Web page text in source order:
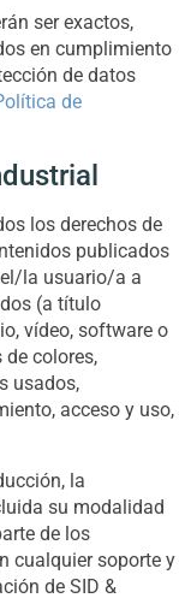
ser exactos,
en cumplimiento
de datos
de
los derechos de
publicados
la usuario/a a
(a título
vídeo, software o
colores,
usados,
acceso y uso,
la
su modalidad
de los
cualquier soporte y
de SID &